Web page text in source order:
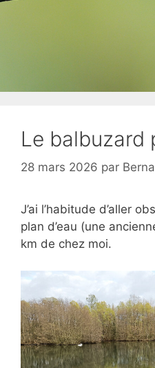
Le balbuzard
28 mars 2026 par
J’ai l’habitude d’aller
plan d’eau (une
km de chez moi.